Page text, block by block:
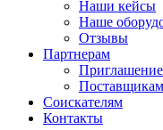
Наши кейсы
Наше
Отзывы
Партнерам
Приглашение
Поставщикам
Соискателям
Контакты